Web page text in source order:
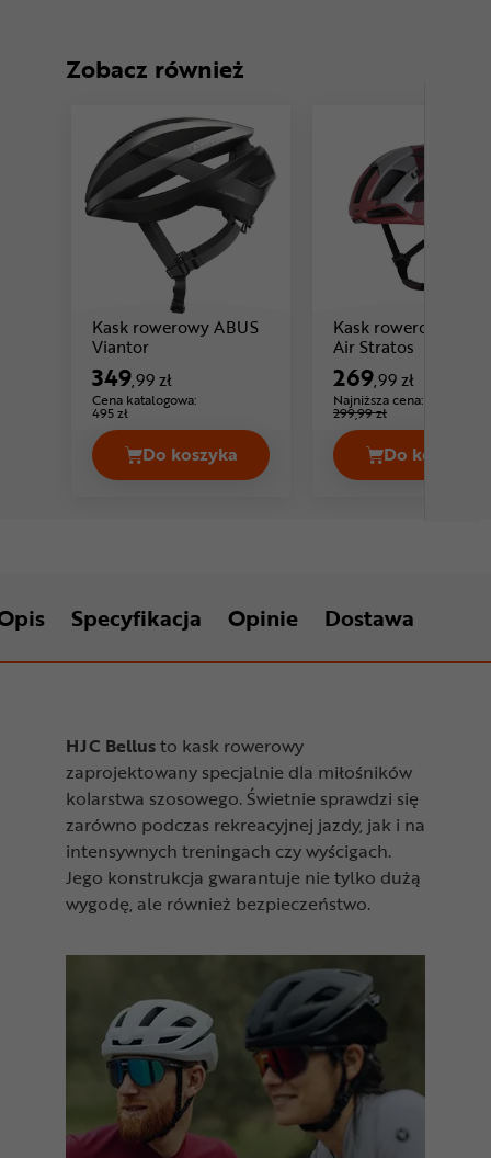
Zobacz również
Kask rowerowy ABUS
Viantor
Cena: 349 ,99 zł
349,99 zł
Cena katalogowa:
495 zł
Do koszyka
Kask rowerowy ABUS Viantor Cena
Kask rowerowy
Air Stratos
269,99 zł
Najniższa cena:
299,99 zł
Do koszyka
Kask
Specyfikacja Opinie Dostawa
HJC Bellusto kask rowerowy
zaprojektowany specjalnie dla miłośników
kolarstwa szosowego. Świetnie sprawdzi się
zarówno podczas rekreacyjnej jazdy, jak i na
intensywnych treningach czy wyścigach.
Jego konstrukcja gwarantuje nie tylko dużą
wygodę, ale również bezpieczeństwo.